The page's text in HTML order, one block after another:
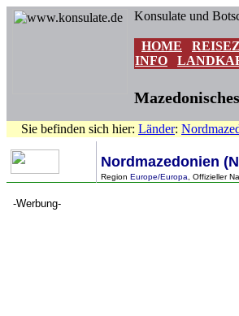
Konsulate und
HOME
INFO
Sie befinden sich hier: Länder:
Nordmazedonien
Region Europe/Europa , Offizieller
-Werbung-